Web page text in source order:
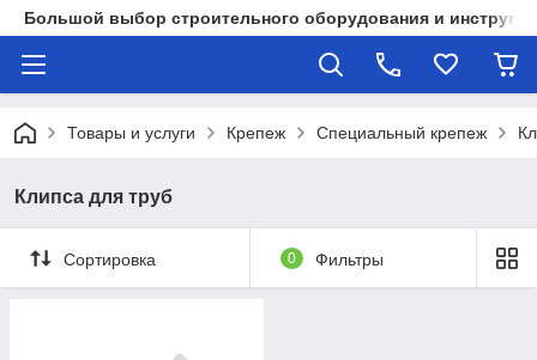
Большой выбор строительного оборудования и
Товары и услуги Крепеж Специальный крепеж
Клипса для труб
Сортировка 0 Фильтры